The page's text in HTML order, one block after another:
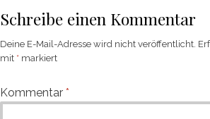
Schreibe einen Kommentar
Deine E-Mail-Adresse wird nicht veröffentlicht.
mit * markiert
Kommentar *